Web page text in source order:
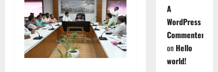
A
WordPress
Commenter
on Hello
world!